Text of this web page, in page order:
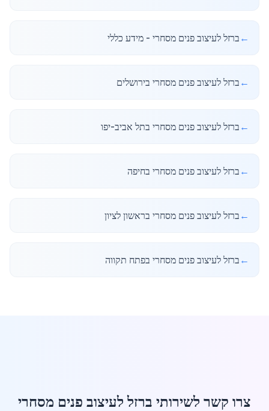
← ברזל לעיצוב פנים מסחרי - מידע כללי
← ברזל לעיצוב פנים מסחרי בירושלים
← ברזל לעיצוב פנים מסחרי בתל אביב-יפו
← ברזל לעיצוב פנים מסחרי בחיפה
← ברזל לעיצוב פנים מסחרי בראשון לציון
← ברזל לעיצוב פנים מסחרי בפתח תקווה
צרו קשר לשירותי ברזל לעיצוב פנים מסחרי